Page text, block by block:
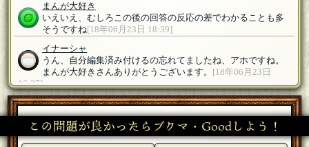
まんが大好き
いえいえ、むしろこの後の回答の反応の差でわかることも多
そうですね[18年06月23日 18:39]
イナーシャ
うん、自分編集済み付けるの忘れてましたね、アホですね。
まんが大好きさんありがとうございます。 [18年06月23日
16:27]
イナーシャ
改めて参加させていただきます。質問制限なくなった感じな
んでしょうか…？とりあえず、回答条件がまだ確定じゃなか
ったと思うのでそこから始めてみたいと思います。[18年06月23日
この問題が良かったらブクマ・Goodしよう！